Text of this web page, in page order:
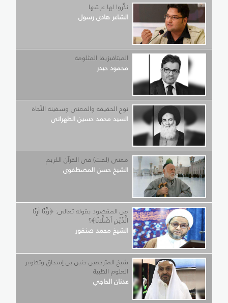
نكِّروا لها عرشها
الشاعر هادي رسول
الميتافيزيقا المثلومة
محمود حيدر
نوح الحقيقة والمعنى وسفينة النّجاة
السيد محمد حسين الطهراني
معنى (لفت) في القرآن الكريم
الشيخ حسن المصطفوي
من المقصود بقوله تعالى: ﴿رَبَّنَا أَرِنَا
الَّذَيْنِ أَضَلَّانَا﴾؟
الشيخ محمد صنقور
شيخ المترجمين حنين بن إسحاق وتطوير
العلوم الطبية
عدنان الحاجي